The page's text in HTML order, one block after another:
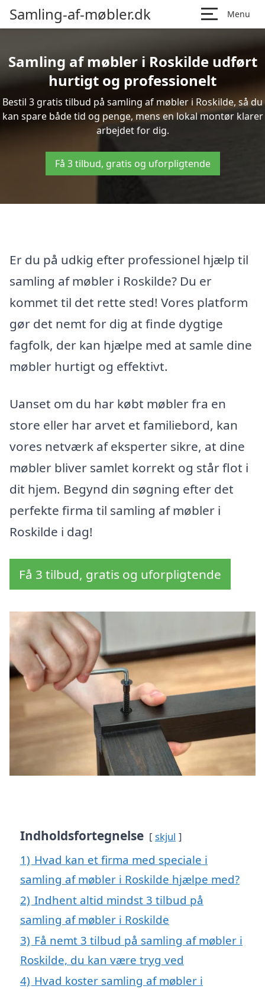
Samling-af-møbler.dk Menu
Samling af møbler i Roskilde udført
hurtigt og professionelt
Bestil 3 gratis tilbud på samling af møbler i Roskilde, så du
kan spare både tid og penge, mens en lokal montør klarer
arbejdet for dig.
Få 3 tilbud, gratis og uforpligtende
Er du på udkig efter professionel hjælp til
samling af møbler i Roskilde? Du er
kommet til det rette sted! Vores platform
gør det nemt for dig at finde dygtige
fagfolk, der kan hjælpe med at samle dine
møbler hurtigt og effektivt.
Uanset om du har købt møbler fra en
store eller har arvet et familiebord, kan
vores netværk af eksperter sikre, at dine
møbler bliver samlet korrekt og står flot i
dit hjem. Begynd din søgning efter det
perfekte firma til samling af møbler i
Roskilde i dag!
Få 3 tilbud, gratis og uforpligtende
Indholdsfortegnelse skjul
1) Hvad kan et firma med speciale i
samling af møbler i Roskilde hjælpe med?
2) Indhent altid mindst 3 tilbud på
samling af møbler i Roskilde
3) Få nemt 3 tilbud på samling af møbler i
Roskilde, du kan være tryg ved
4) Hvad koster samling af møbler i